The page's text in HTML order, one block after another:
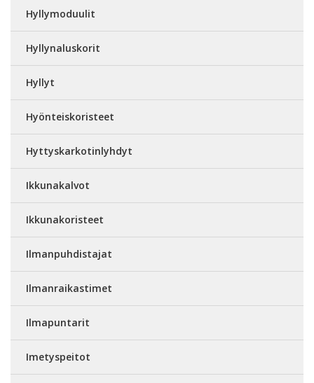
Hyllymoduulit
Hyllynaluskorit
Hyllyt
Hyönteiskoristeet
Hyttyskarkotinlyhdyt
Ikkunakalvot
Ikkunakoristeet
Ilmanpuhdistajat
Ilmanraikastimet
Ilmapuntarit
Imetyspeitot